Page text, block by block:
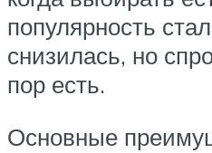
популярность
снизилась, но
пор есть.
Основные